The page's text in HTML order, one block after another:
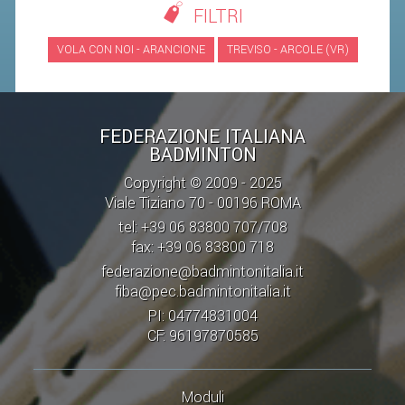
FILTRI
VOLA CON NOI - ARANCIONE TREVISO - ARCOLE (VR)
FEDERAZIONE ITALIANA
BADMINTON
Copyright © 2009 - 2025
Viale Tiziano 70 - 00196 ROMA
tel: +39 06 83800 707/708
fax: +39 06 83800 718
federazione@badmintonitalia.it
fiba@pec.badmintonitalia.it
PI: 04774831004
CF: 96197870585
Moduli
STAFF TECNICO
ATLETI D'INTERESSE NAZIONALE
SCHEDE ATLETI
VOLA CON NOI
CENTRI TECNICI TERRITORIALI
COMMISSIONE ATLETI
TESSERAMENTO
AFFILIAZIONE E TESSERAMENTO
QUOTE E TASSE
CONVENZIONI